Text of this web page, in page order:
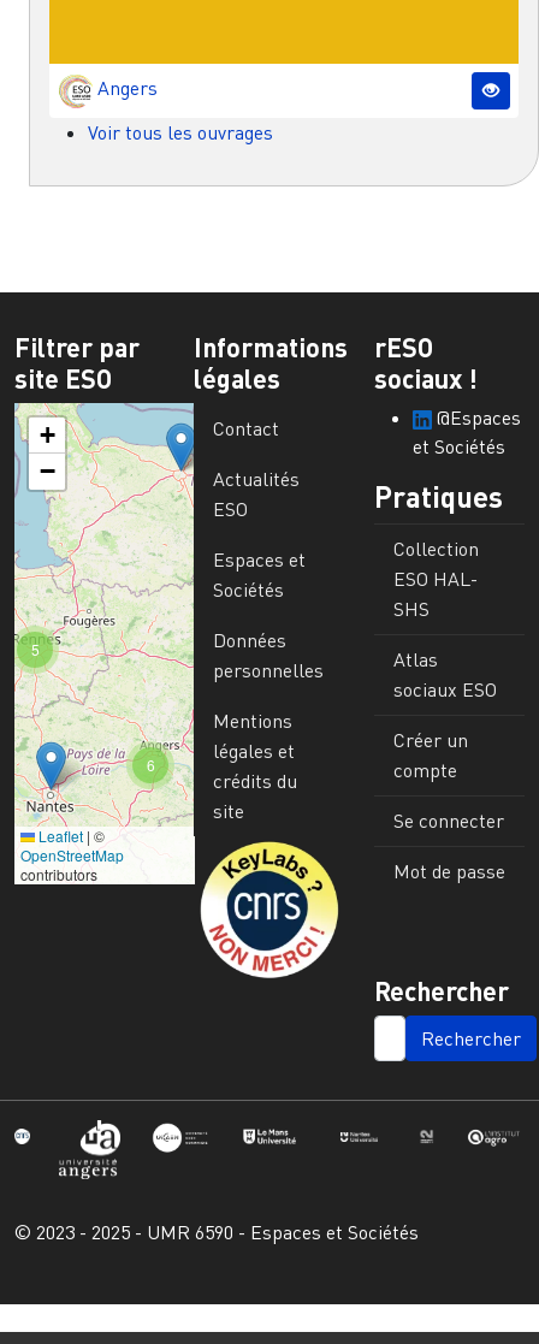
Angers
Voir tous les ouvrages
Filtrer par
site ESO
6
5
+
−
Leaflet | ©
OpenStreetMap
contributors
Informations
légales
Contact
Actualités
ESO
Espaces et
Sociétés
Données
personnelles
Mentions
légales et
crédits du
site
Image
rESO
sociaux !
@Espaces
et Sociétés
Pratiques
Collection
ESO HAL-
SHS
Atlas
sociaux ESO
Créer un
compte
Se connecter
Mot de passe
Rechercher
SEARCH
© 2023 - 2025 - UMR 6590 - Espaces et Sociétés